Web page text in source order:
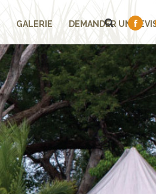
GALERIE DEMANDER UN DEVIS